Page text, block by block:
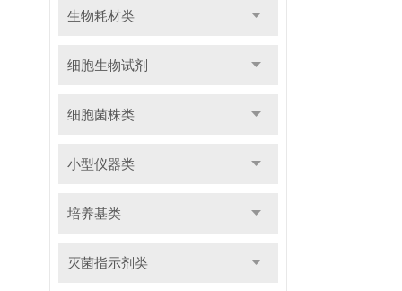
生物耗材类
细胞生物试剂
细胞菌株类
小型仪器类
培养基类
灭菌指示剂类